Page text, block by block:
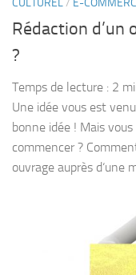
CULTUREL/ E-
Rédaction d’un
?
Temps de lecture : 2
Une idée vous est
bonne idée ! Mais
commencer ?
ouvrage auprès d‘une